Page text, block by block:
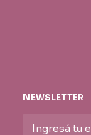
NEWSLETTER